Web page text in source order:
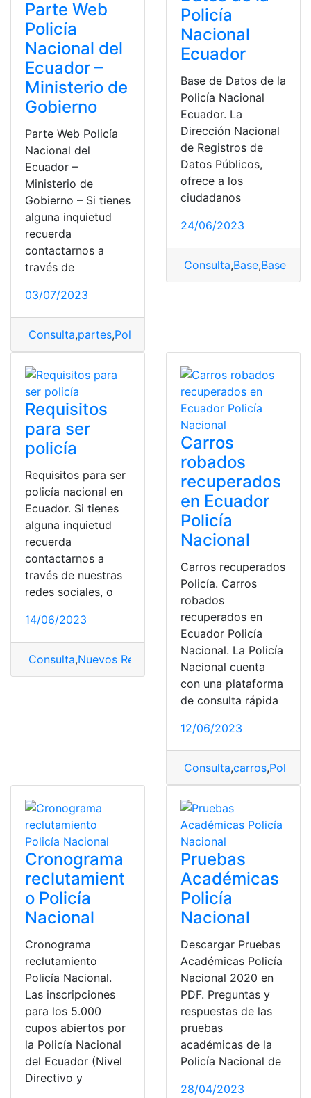
Parte Web
Policía
Nacional del
Ecuador –
Ministerio de
Gobierno
Parte Web Policía
Nacional del
Ecuador –
Ministerio de
Gobierno – Si tienes
alguna inquietud
recuerda
contactarnos a
través de
03/07/2023
Consulta,partes,Policía
Policía
Nacional
Ecuador
Base de Datos de la
Policía Nacional
Ecuador. La
Dirección Nacional
de Registros de
Datos Públicos,
ofrece a los
ciudadanos
24/06/2023
Consulta,Base,Base de
Requisitos
para ser
policía
Requisitos para ser
policía nacional en
Ecuador. Si tienes
alguna inquietud
recuerda
contactarnos a
través de nuestras
redes sociales, o
14/06/2023
Consulta,Nuevos Requisitos Policía Policía
Carros
robados
recuperados
en Ecuador
Policía
Nacional
Carros recuperados
Policía. Carros
robados
recuperados en
Ecuador Policía
Nacional. La Policía
Nacional cuenta
con una plataforma
de consulta rápida
12/06/2023
Consulta,carros,Policía
Cronograma
reclutamient
o Policía
Nacional
Cronograma
reclutamiento
Policía Nacional.
Las inscripciones
para los 5.000
cupos abiertos por
la Policía Nacional
del Ecuador (Nivel
Directivo y
Pruebas
Académicas
Policía
Nacional
Descargar Pruebas
Académicas Policía
Nacional 2020 en
PDF. Preguntas y
respuestas de las
pruebas
académicas de la
Policía Nacional de
28/04/2023